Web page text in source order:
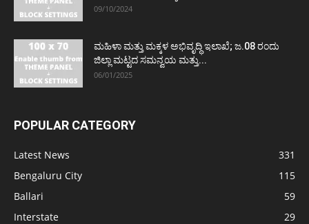
09/10/2024
ಮಹಿಳಾ ಮತ್ತು ಮಕ್ಕಳ ಅಭಿವೃದ್ಧಿ ಇಲಾಖೆ; ಜ.08 ರಂದು
ಜಿಲ್ಲಾ ಮಟ್ಟದ ಸಮನ್ವಯ ಮತ್ತು...
06/01/2025
POPULAR CATEGORY
Latest News
331
Bengaluru City
115
Ballari
59
Interstate
29